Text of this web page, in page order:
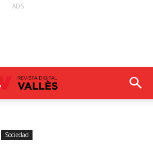
ADS
Sociedad